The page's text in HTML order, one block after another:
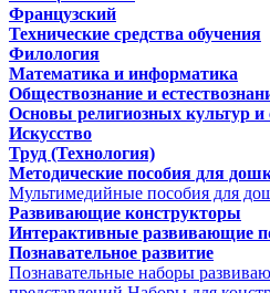
Французский
Технические средства обучения
Филология
Математика и информатика
Обществознание и
Основы религиозных культур и
Искусство
Труд (Технология)
Методические пособия для
Мультимедийные пособия для
Развивающие конструкторы
Интерактивные развивающие
Познавательное развитие
Познавательные наборы